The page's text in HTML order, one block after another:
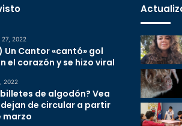
2022
Un Cantor «cantó» gol
el corazón y se hizo viral
2022
de algodón? Vea
de circular a partir
marzo